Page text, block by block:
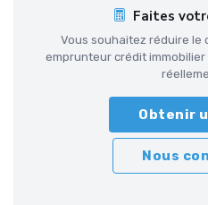
Faites
Vous souhaitez réduire le
emprunteur crédit
Obtenir
Nous